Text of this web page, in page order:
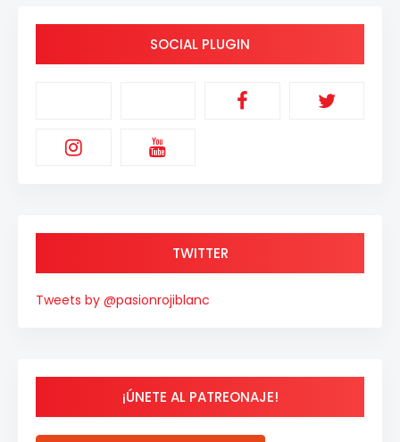
SOCIAL PLUGIN
TWITTER
Tweets by @pasionrojiblanc
¡ÚNETE AL PATREONAJE!